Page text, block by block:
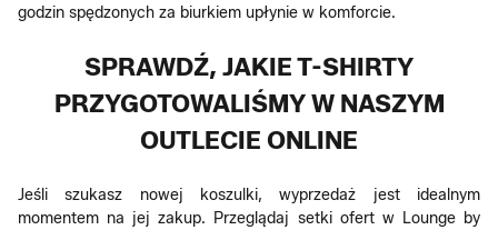
godzin spędzonych za biurkiem upłynie w komforcie.
SPRAWDŹ, JAKIE T-SHIRTY
PRZYGOTOWALIŚMY W NASZYM
OUTLECIE ONLINE
Jeśli szukasz nowej koszulki, wyprzedaż jest idealnym
momentem na jej zakup. Przeglądaj setki ofert w Lounge by